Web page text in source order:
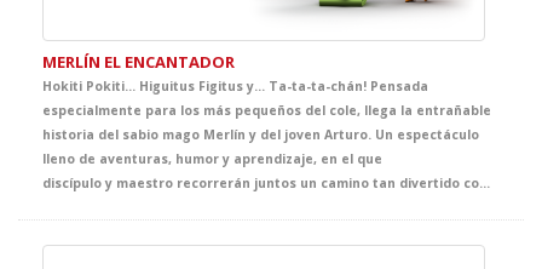
MERLÍN EL ENCANTADOR
Hokiti Pokiti... Higuitus Figitus y… Ta-ta-ta-chán! Pensada
especialmente para los más pequeños del cole, llega la entrañable
historia del sabio mago Merlín y del joven Arturo. Un espectáculo
lleno de aventuras, humor y aprendizaje, en el que